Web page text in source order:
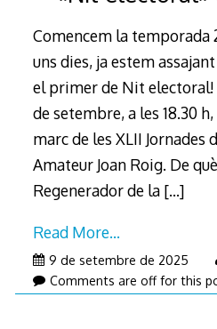
Comencem la temporada
uns dies, ja estem
el primer de Nit electoral!
de setembre, a les 18.30
marc de les XLII Jornades
Amateur Joan Roig. De
Regenerador de la […]
Read More…
9 de setembre de 202514
de
Comments are off for this